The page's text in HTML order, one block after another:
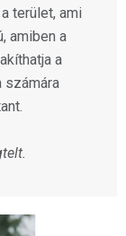
terület, ami
amiben a
a
számára